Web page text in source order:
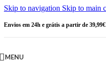
Skip to navigation Skip to main
Envios em 24h e grátis a partir de
MENU